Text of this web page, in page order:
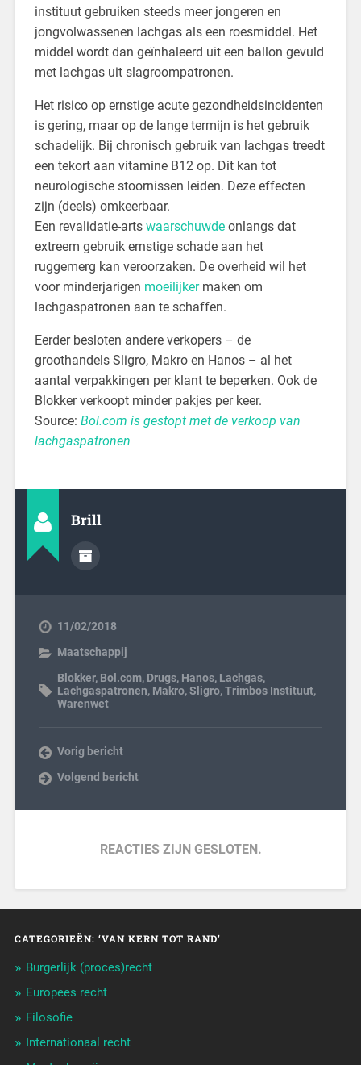
instituut gebruiken steeds meer jongeren en
jongvolwassenen lachgas als een roesmiddel. Het
middel wordt dan geïnhaleerd uit een ballon gevuld
met lachgas uit slagroompatronen.
Het risico op ernstige acute gezondheidsincidenten
is gering, maar op de lange termijn is het gebruik
schadelijk. Bij chronisch gebruik van lachgas treedt
een tekort aan vitamine B12 op. Dit kan tot
neurologische stoornissen leiden. Deze effecten
zijn (deels) omkeerbaar.
Een revalidatie-arts waarschuwdeonlangs dat
extreem gebruik ernstige schade aan het
ruggemerg kan veroorzaken. De overheid wil het
voor minderjarigen moeilijkermaken om
lachgaspatronen aan te schaffen.
Eerder besloten andere verkopers – de
groothandels Sligro, Makro en Hanos – al het
aantal verpakkingen per klant te beperken. Ook de
Blokker verkoopt minder pakjes per keer.
Source: Bol.com is gestopt met de verkoop van
lachgaspatronen
Brill
11/02/2018
Maatschappij
Blokker, Bol.com, Drugs, Hanos, Lachgas,
Lachgaspatronen, Makro,Sligro,Trimbos Instituut,
Warenwet
Vorig bericht
Volgend bericht
REACTIES ZIJN GESLOTEN.
CATEGORIEËN: ‘VAN KERN TOT RAND’
Burgerlijk (proces)recht
Europees recht
Filosofie
Internationaal recht